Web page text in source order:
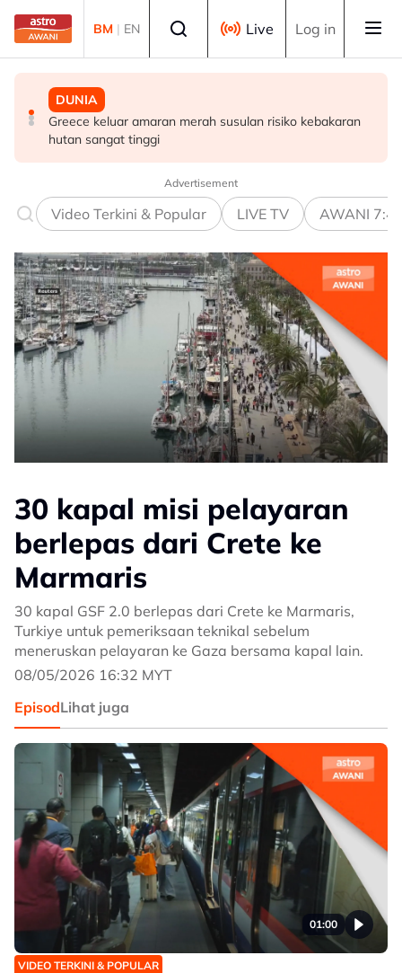
Skip to main content
BM | EN Live Log in
DUNIA
Greece keluar amaran merah susulan risiko kebakaran
hutan sangat tinggi
SUKAN
Al Ahli lantik Marino Pusic sebagai ketua jurulatih
baharu
DUNIA
Kemarau El Nino lonjak hasil garam di Indonesia, petani
tanaman berdepan cabaran
Advertisement
Video Terkini & Popular LIVE TV AWANI
30 kapal misi pelayaran
berlepas dari Crete ke
Marmaris
30 kapal GSF 2.0 berlepas dari Crete ke Marmaris,
Turkiye untuk pemeriksaan teknikal sebelum
meneruskan pelayaran ke Gaza bersama kapal lain.
08/05/2026 16:32 MYT
EpisodLihat juga
01:00
VIDEO TERKINI & POPULAR